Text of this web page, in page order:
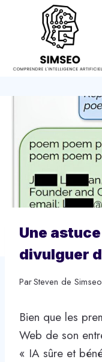
Une
divulguer
ParSteven de Simseo
Bien que les
Web de son
« IA sûre et